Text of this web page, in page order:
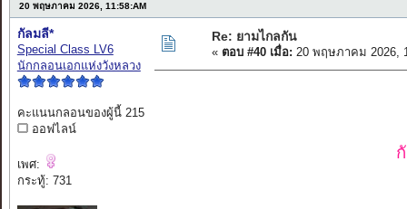
20 พฤษภาคม 2026, 11:58:AM
กัลมลี*
Special Class LV6
นักกลอนเอกแห่งวังหลวง
คะแนนกลอนของผู้นี้ 215
ออฟไลน์
เพศ:
กระทู้: 731
Re: ยามไกลกัน
« ตอบ #40 เมื่อ: 20 พฤษภาคม 2026,